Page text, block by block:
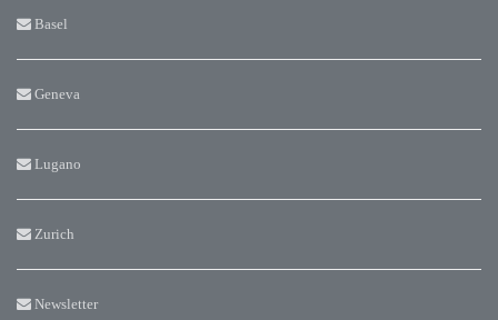
Basel
Geneva
Lugano
Zurich
Newsletter